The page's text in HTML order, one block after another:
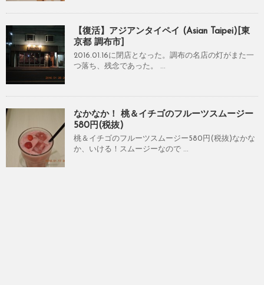
【復活】アジアンタイペイ (Asian Taipei)[東
京都 調布市]
2016.01.16に閉店となった。調布の名店の灯がまた一
つ落ち、残念であった。 ...
なかなか！ 桃＆イチゴのフルーツスムージー
580円(税抜)
桃＆イチゴのフルーツスムージー580円(税抜)なかな
か、いける！スムージーなので ...